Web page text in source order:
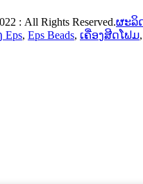
: All Rights Reserved.ຜະລິ
Eps, Eps Beads, ເຄື່ອງສີດໂຟມ,